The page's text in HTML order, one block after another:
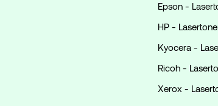
Epson -
HP -
Kyocera -
Ricoh -
Xerox -